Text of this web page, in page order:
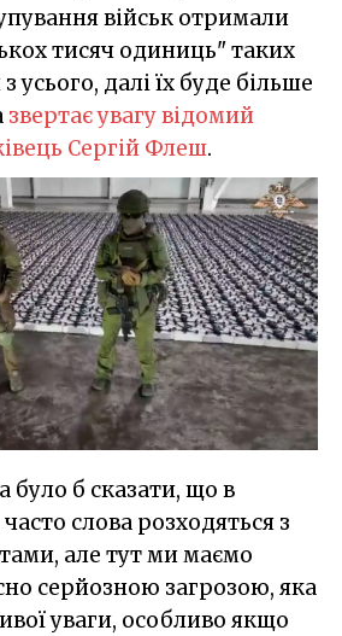
військ отримали
тисяч одиниць" таких
усього, далі їх буде більше
звертає увагу відомий
Сергій Флеш.
було б сказати, що в
слова розходяться з
але тут ми маємо
серйозною загрозою, яка
уваги, особливо якщо